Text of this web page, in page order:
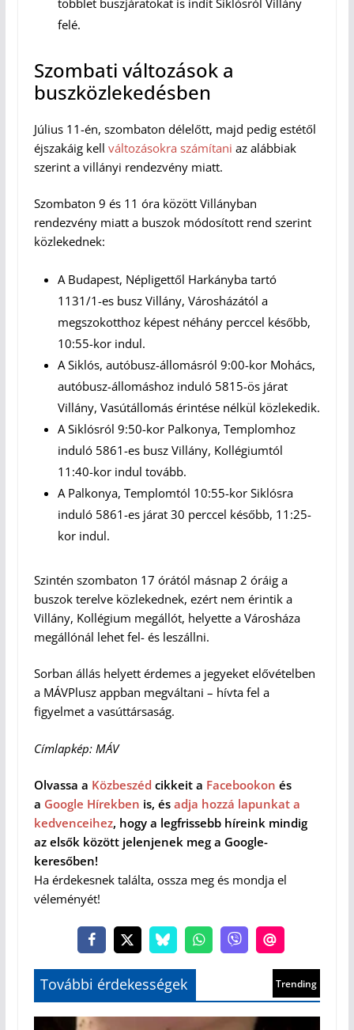
felé.
Szombati változások a
buszközlekedésben
Július 11-én, szombaton délelőtt, majd pedig estétől
éjszakáig kell változásokra számítani az alábbiak
szerint a villányi rendezvény miatt.
Szombaton 9 és 11 óra között Villányban
rendezvény miatt a buszok módosított rend szerint
közlekednek:
A Budapest, Népligettől Harkányba tartó
1131/1-es busz Villány, Városházától a
megszokotthoz képest néhány perccel később,
10:55-kor indul.
A Siklós, autóbusz-állomásról 9:00-kor Mohács,
autóbusz-állomáshoz induló 5815-ös járat
Villány, Vasútállomás érintése nélkül közlekedik.
A Siklósról 9:50-kor Palkonya, Templomhoz
induló 5861-es busz Villány, Kollégiumtól
11:40-kor indul tovább.
A Palkonya, Templomtól 10:55-kor Siklósra
induló 5861-es járat 30 perccel később, 11:25-
kor indul.
Szintén szombaton 17 órától másnap 2 óráig a
buszok terelve közlekednek, ezért nem érintik a
Villány, Kollégium megállót, helyette a Városháza
megállónál lehet fel- és leszállni.
Sorban állás helyett érdemes a jegyeket elővételben
a MÁVPlusz appban megváltani – hívta fel a
figyelmet a vasúttársaság.
Címlapkép: MÁV
Olvassa a Közbeszéd cikkeit a Facebookon és
a Google Hírekben is, és adja hozzá lapunkat a
kedvenceihez, hogy a legfrissebb híreink mindig
az elsők között jelenjenek meg a Google-
keresőben!
Ha érdekesnek találta, ossza meg és mondja el
véleményét!